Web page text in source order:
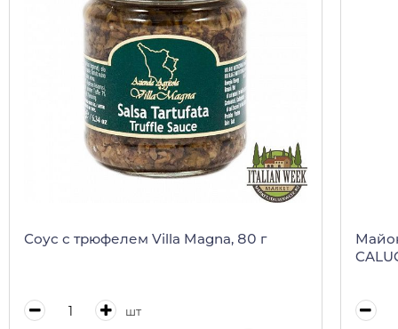
Соус с трюфелем Villa Magna, 80 г
шт